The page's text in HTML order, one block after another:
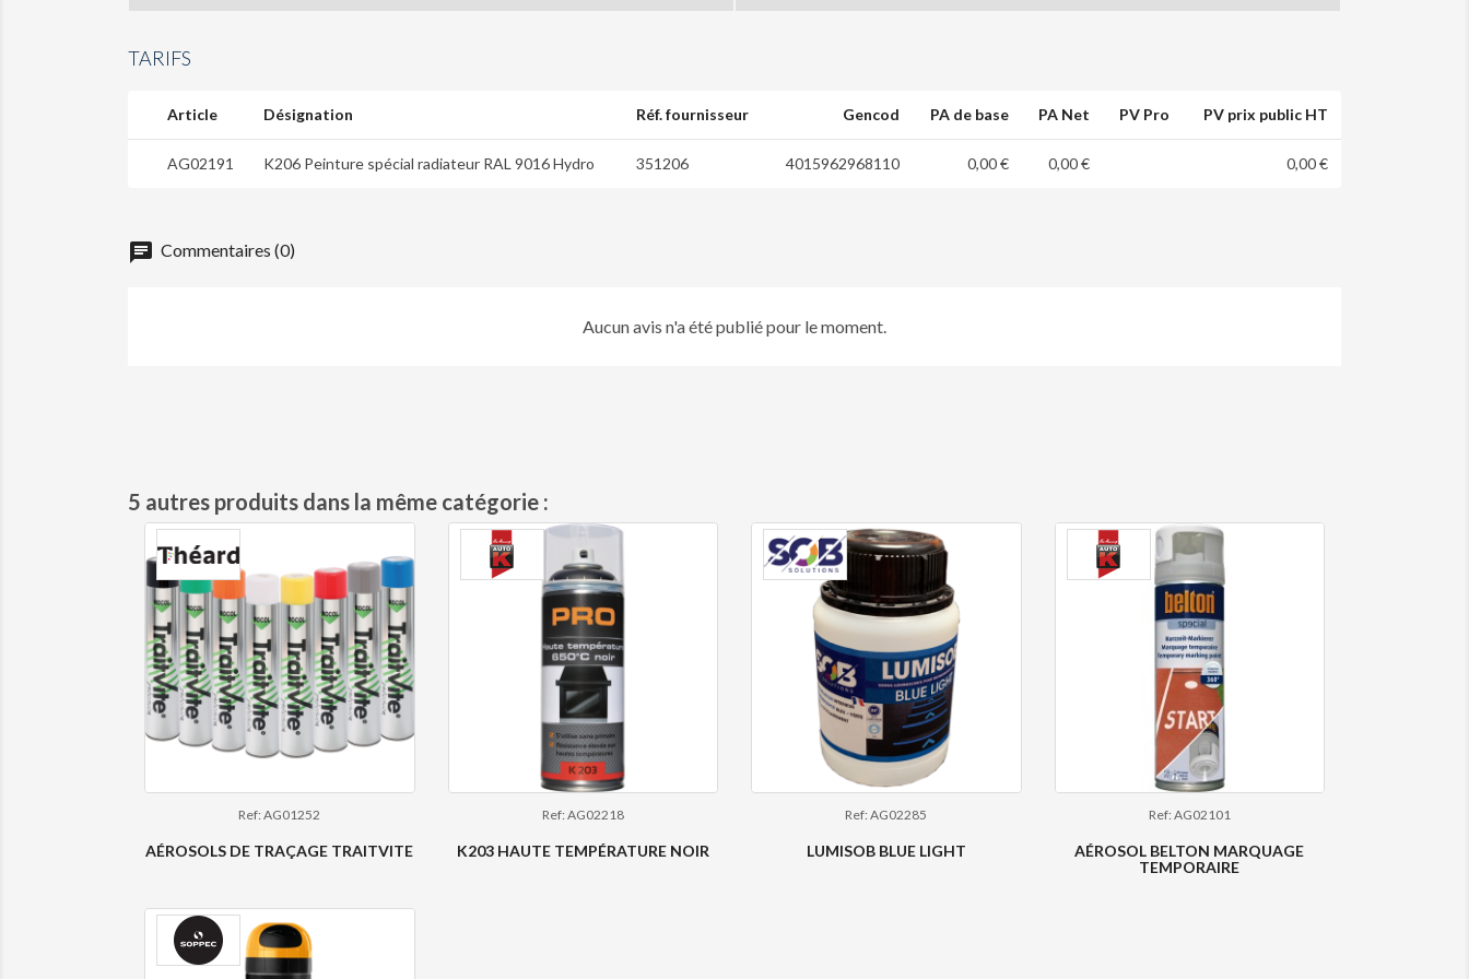
TARIFS
Article Désignation Réf. fournisseur Gencod PA de base PA Net PV Pro PV prix public HT
AG02191 K206 Peinture spécial radiateur RAL 9016 Hydro 351206 4015962968110 0,00 € 0,00 € 0,00 €
chat Commentaires (0)
Aucun avis n'a été publié pour le moment.
5 autres produits dans la même catégorie :
Ref: AG01252
AÉROSOLS DE TRAÇAGE TRAITVITE
Ref: AG02218
K203 HAUTE TEMPÉRATURE NOIR
Ref: AG02285
LUMISOB BLUE LIGHT
Ref: AG02101
AÉROSOL BELTON MARQUAGE
TEMPORAIRE